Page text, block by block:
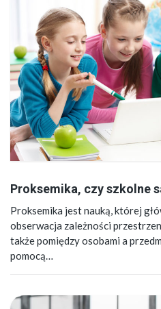
Proksemika, czy szkolne
Proksemika jest nauką, której
obserwacja zależności
także pomiędzy osobami a
pomocą…